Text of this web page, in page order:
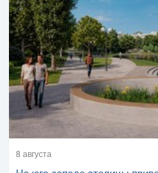
8 августа